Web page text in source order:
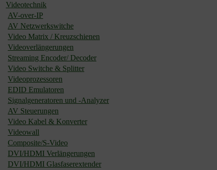
Videotechnik
AV-over-IP
AV Netzwerkswitche
Video Matrix / Kreuzschienen
Videoverlängerungen
Streaming Encoder/ Decoder
Video Switche & Splitter
Videoprozessoren
EDID Emulatoren
Signalgeneratoren und -Analyzer
AV Steuerungen
Video Kabel & Konverter
Videowall
Composite/S-Video
DVI/HDMI Verlängerungen
DVI/HDMI Glasfaserextender